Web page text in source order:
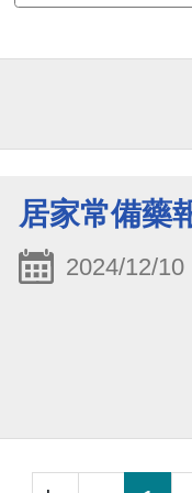
居家常備藥
2024/12/10